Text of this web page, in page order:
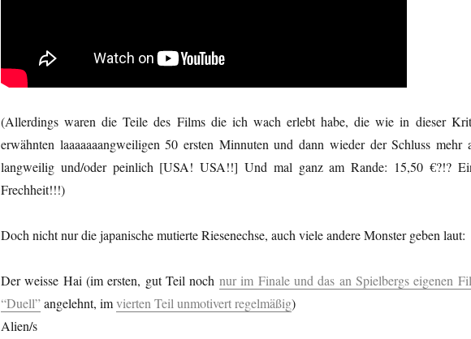
(Allerdings waren die Teile des Films die ich wach erlebt habe, die wie in dieser
erwähnten laaaaaaangweiligen 50 ersten Minnuten und dann wieder der Schluss mehr
langweilig und/oder peinlich [USA! USA!!] Und mal ganz am Rande: 15,50 €?!?
Frechheit!!!)
Doch nicht nur die japanische mutierte Riesenechse, auch viele andere Monster geben laut:
Der weisse Hai (im ersten, gut Teil noch nur im Finale und das an Spielbergs eigenen
“Duell”angelehnt, imvierten Teil unmotivert regelmäßig)
Alien/s